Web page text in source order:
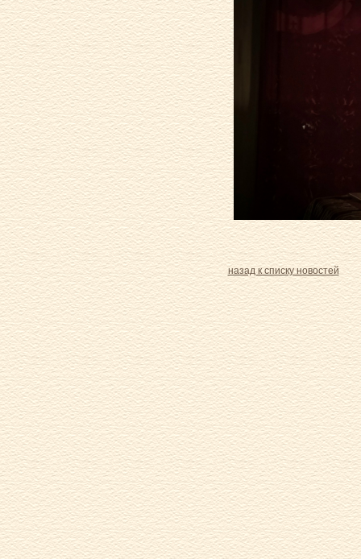
назад к списку новостей